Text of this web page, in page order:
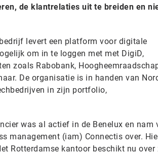
de klantrelaties uit te breiden en
levert een platform voor digitale
om in te loggen met met DigiD,
zoals Rabobank,
De organisatie is in handen van
in zijn portfolio,
was al actief in de Benelux en nam
management (iam) Connectis over.
Rotterdamse kantoor beschikt nu over